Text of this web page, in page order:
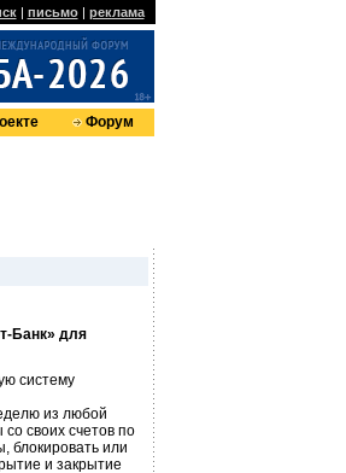
| письмо| реклама
Форум
Банк» для
систему
из любой
своих счетов по
блокировать или
и закрытие